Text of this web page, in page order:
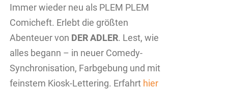
Immer wieder neu als PLEM PLEM
Comicheft. Erlebt die größten
Abenteuer von DER ADLER. Lest, wie
alles begann – in neuer Comedy-
Synchronisation, Farbgebung und mit
feinstem Kiosk-Lettering. Erfahrt hier